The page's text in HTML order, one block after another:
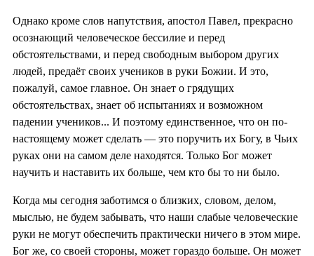
Однако кроме слов напутствия, апостол Павел, прекрасно
осознающий человеческое бессилие и перед
обстоятельствами, и перед свободным выбором других
людей, предаёт своих учеников в руки Божии. И это,
пожалуй, самое главное. Он знает о грядущих
обстоятельствах, знает об испытаниях и возможном
падении учеников... И поэтому единственное, что он по-
настоящему может сделать — это поручить их Богу, в Чьих
руках они на самом деле находятся. Только Бог может
научить и наставить их больше, чем кто бы то ни было.
Когда мы сегодня заботимся о близких, словом, делом,
мыслью, не будем забывать, что наши слабые человеческие
руки не могут обеспечить практически ничего в этом мире.
Бог же, со своей стороны, может гораздо больше. Он может